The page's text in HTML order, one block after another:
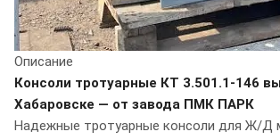
Описание
Консоли тротуарные КТ 3.501.1-146
Хабаровске — от завода ПМК ПАРК
Надежные тротуарные консоли для Ж/Д